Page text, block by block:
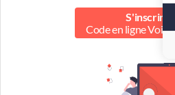
S'inscrire
Code en ligne